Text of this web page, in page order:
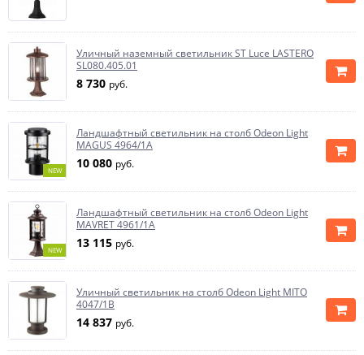
Уличный наземный светильник ST Luce LASTERO
SL080.405.01
8 730 руб.
NEW
Ландшафтный светильник на столб Odeon Light
MAGUS 4964/1A
10 080 руб.
NEW
Ландшафтный светильник на столб Odeon Light
MAVRET 4961/1A
13 115 руб.
Уличный светильник на столб Odeon Light MITO
4047/1B
14 837 руб.